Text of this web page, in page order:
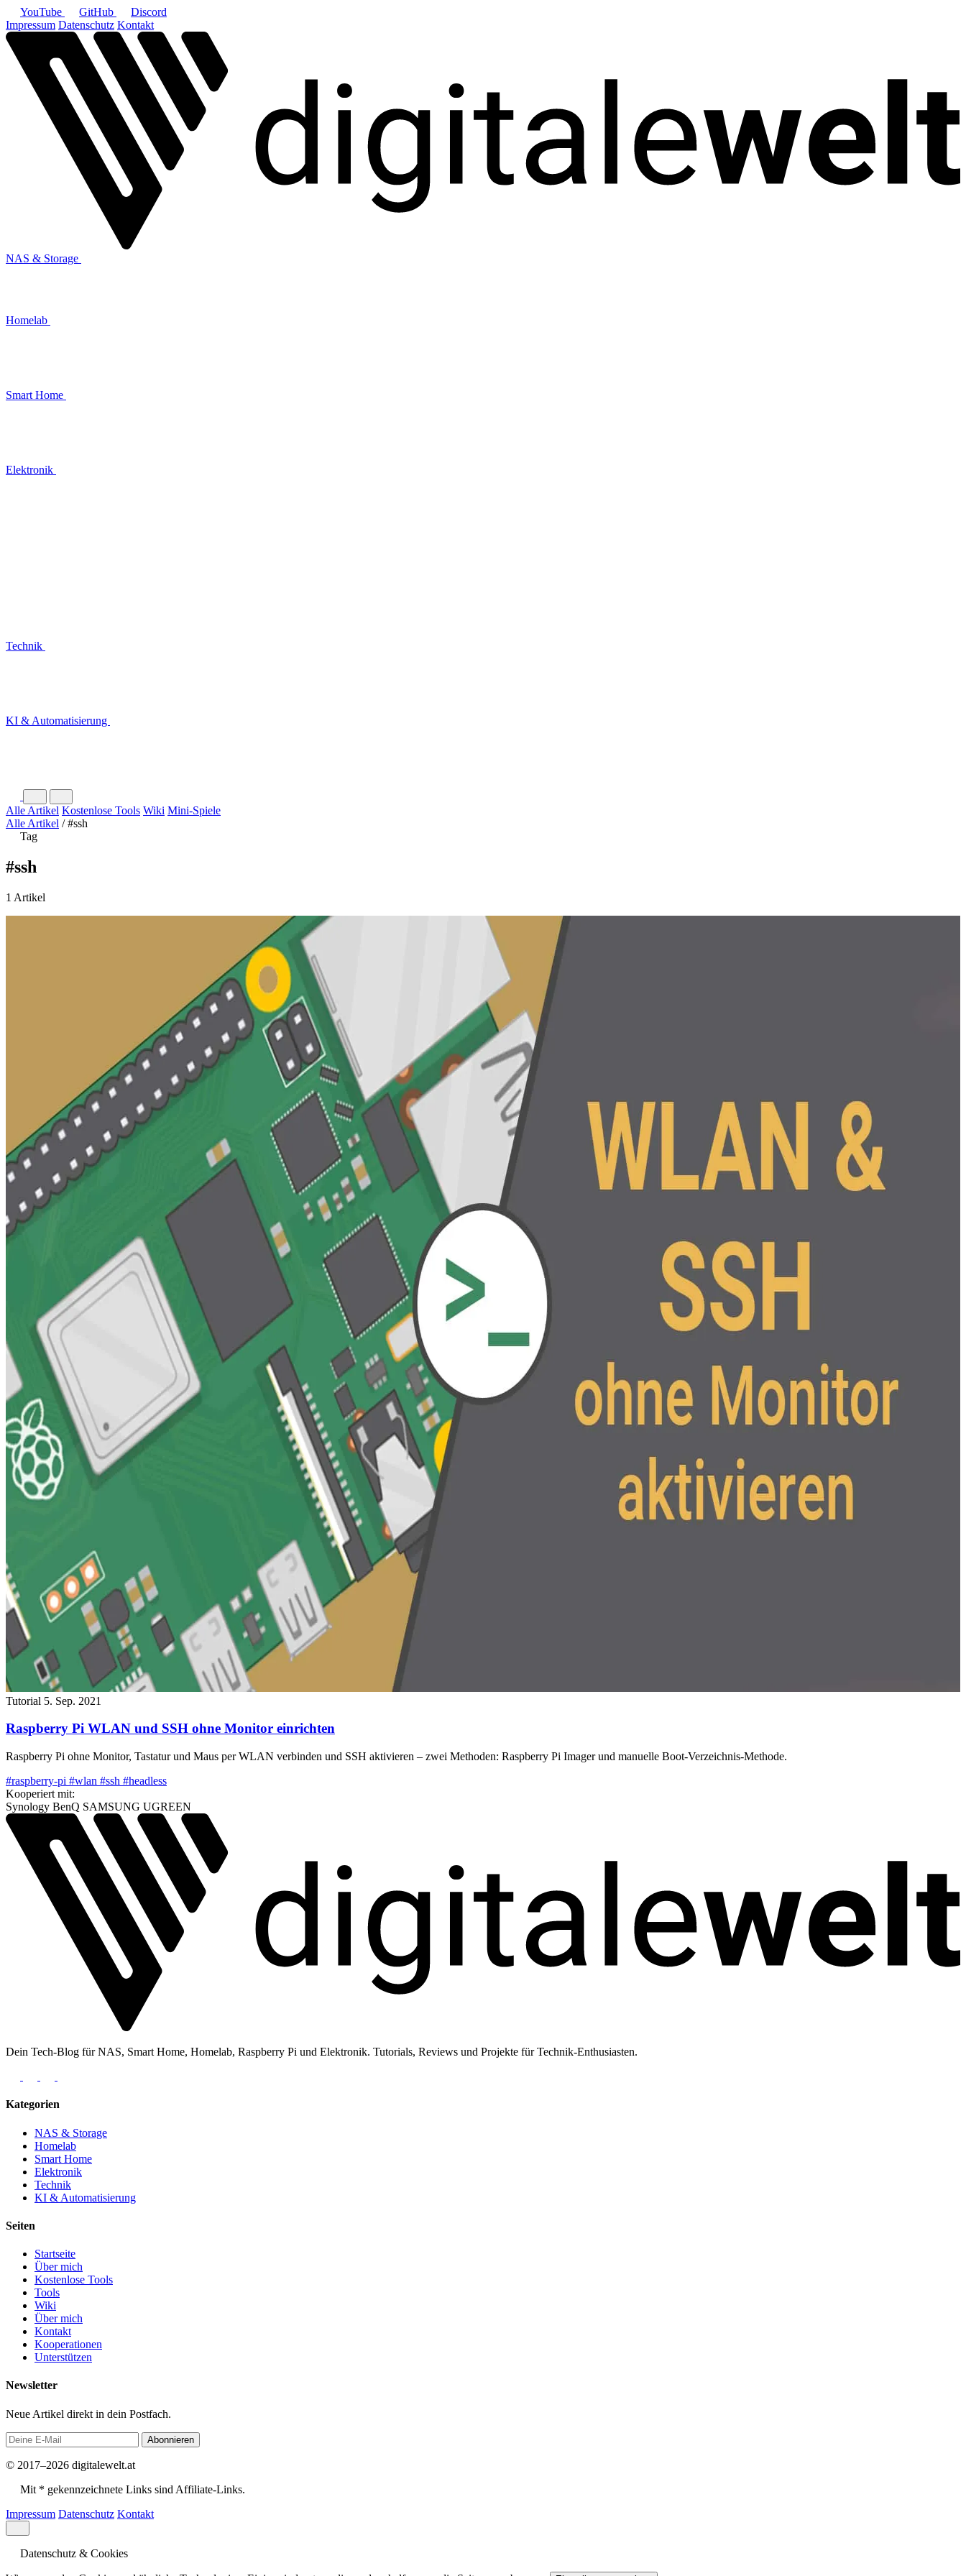
YouTube GitHub
Discord
Impressum Datenschutz Kontakt
NAS & Storage
Homelab
Smart Home
Elektronik
Technik
KI & Automatisierung
Alle Artikel Kostenlose Tools Wiki Mini-Spiele
Alle Artikel / #ssh
Tag
#ssh
1 Artikel
Tutorial 5. Sep. 2021
Raspberry Pi WLAN und SSH ohne Monitor einrichten
Raspberry Pi ohne Monitor, Tastatur und Maus per WLAN verbinden und SSH aktivieren – zwei Methoden: Raspberry Pi Imager und manuelle Boot-Verzeichnis-Methode.
#raspberry-pi #wlan #ssh #headless
Kooperiert mit:
Synology BenQ SAMSUNG UGREEN
Dein Tech-Blog für NAS, Smart Home, Homelab, Raspberry Pi und Elektronik. Tutorials, Reviews und Projekte für Technik-Enthusiasten.
Kategorien
NAS & Storage
Homelab
Smart Home
Elektronik
Technik
KI & Automatisierung
Seiten
Startseite
Über mich
Kostenlose Tools
Tools
Wiki
Über mich
Kontakt
Kooperationen
Unterstützen
Newsletter
Neue Artikel direkt in dein Postfach.
Abonnieren
© 2017–2026 digitalewelt.at
Mit * gekennzeichnete Links sind Affiliate-Links.
Impressum Datenschutz Kontakt
Datenschutz & Cookies